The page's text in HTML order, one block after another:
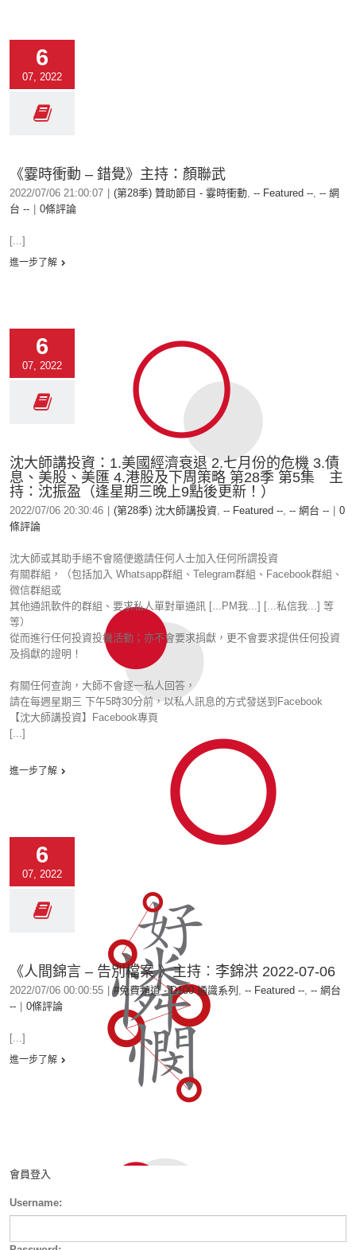
6
07, 2022
《霎時衝動 – 錯覺》主持：顏聯武
2022/07/06 21:00:07 (第28季) 贊助節目 - 霎時衝動, -- Featured --, -- 網
台 --
0條評論
[...]
進一步了解
6
07, 2022
沈大師講投資：1.美國經濟衰退 2.七月份的危機 3.債
息、美股、美匯 4.港股及下周策略 第28季 第5集 主
持：沈振盈（逢星期三晚上9點後更新！）
2022/07/06 20:30:46 (第28季) 沈大師講投資, -- Featured --, -- 網台 --
0
條評論
沈大師或其助手絕不會隨便邀請任何人士加入任何所謂投資
有關群組，（包括加入 Whatsapp群組、Telegram群組、Facebook群組、
微信群組或
其他通訊軟件的群組、要求私人單對單通訊 [...PM我...] [...私信我...] 等
等）
從而進行任何投資投機活動；亦不會要求捐獻，更不會要求提供任何投資
及捐獻的證明！
有關任何查詢，大師不會逐一私人回答，
請在每週星期三 下午5時30分前，以私人訊息的方式發送到Facebook
【沈大師講投資】Facebook專頁
[...]
進一步了解
6
07, 2022
《人間錦言 – 告別檔案 》主持︰李錦洪 2022-07-06
2022/07/06 00:00:55 #免費頻道 - D100 通識系列 , -- Featured --, -- 網台
--
0條評論
[...]
進一步了解
會員登入
Username: